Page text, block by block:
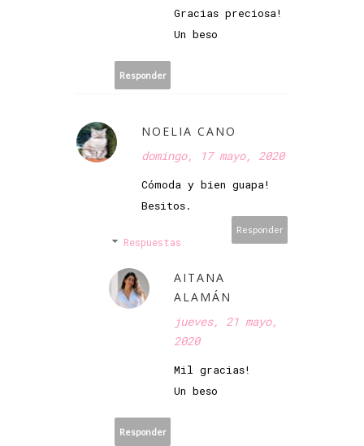
Gracias preciosa!
Un beso
Responder
NOELIA CANO
domingo, 17 mayo, 2020
Cómoda y bien guapa!
Besitos.
Responder
Respuestas
AITANA
ALAMÁN
jueves, 21 mayo,
2020
Mil gracias!
Un beso
Responder